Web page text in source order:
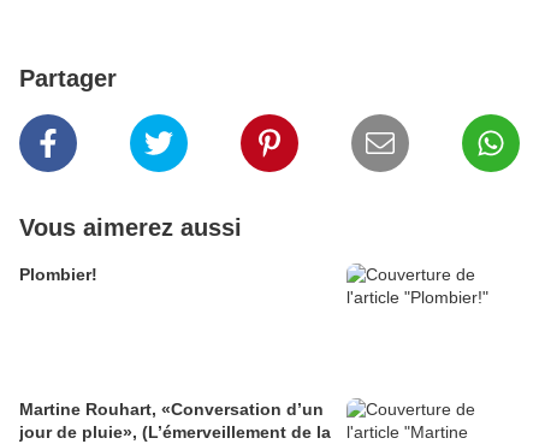
Partager
Vous aimerez aussi
Plombier!
Martine Rouhart, «Conversation d’un
jour de pluie», (L’émerveillement de la